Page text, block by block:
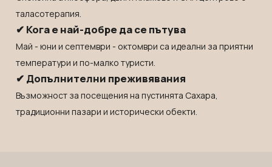
таласотерапия.
✔ Кога е най-добре да се пътува
Май - юни и септември - октомври са идеални за приятни
температури и по-малко туристи.
✔ Допълнителни преживявания
Възможност за посещения на пустинята Сахара,
традиционни пазари и исторически обекти.